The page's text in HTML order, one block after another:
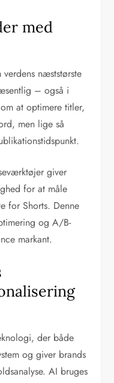
med
næststørste
– også i
at optimere titler,
men lige så
giver
for at måle
for Shorts. Denne
og A/B-
markant.
der både
og giver brands
AI bruges